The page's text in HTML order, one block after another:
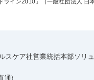
イン2010」（一般社団法人 日本
スケア社営業統括本部ソリ
通)